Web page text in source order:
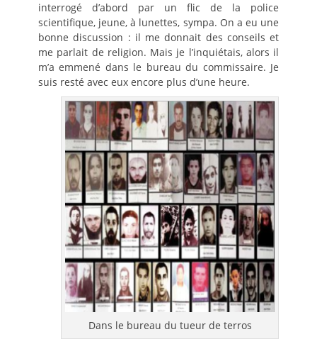
interrogé d’abord par un flic de la police
scientifique, jeune, à lunettes, sympa. On a eu une
bonne discussion : il me donnait des conseils et
me parlait de religion. Mais je l’inquiétais, alors il
m’a emmené dans le bureau du commissaire. Je
suis resté avec eux encore plus d’une heure.
Dans le bureau du tueur de terros